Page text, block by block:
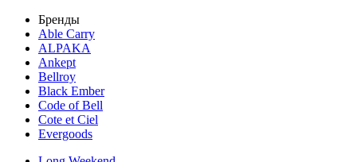
Бренды
Able Carry
ALPAKA
Ankept
Bellroy
Black Ember
Code of Bell
Cote et Ciel
Evergoods